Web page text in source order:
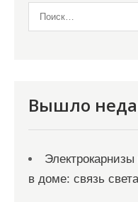
Вышло
в доме: связь